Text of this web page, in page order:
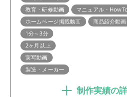
教育・研修動画
マニュアル・
ホームページ掲載動画
商品紹介動画
1分～3分
2ヶ月以上
実写動画
製造・メーカー
制作実績の